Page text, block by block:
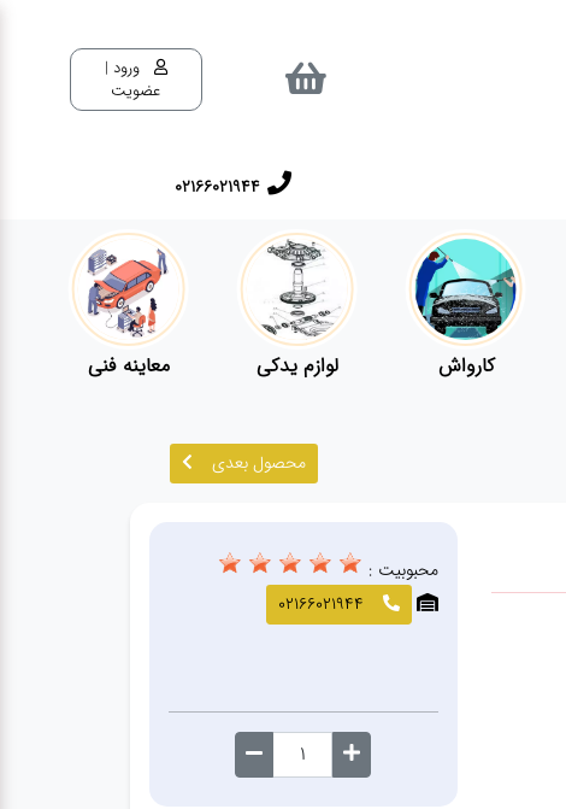
ورود |
عضویت
02166021944
کارواش لوازم یدکی معاینه فنی
محصول بعدی
محبوبیت :
02166021944